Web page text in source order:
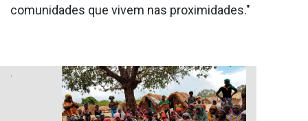
comunidades que vivem nas proximidades."